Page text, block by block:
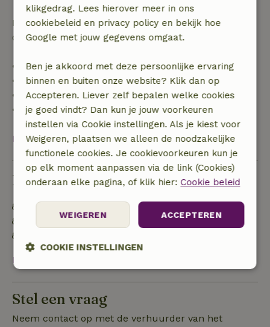
Daarna krijg je een deel van de reissom en 100% van
de borg terugbetaald:
• tot 42 dagen voor aankomst: 70% terugbetaald
• 42–28 dagen voor aankomst: 40% terugbetaald
• 28 dagen tot de aankomstdag: 10% terugbetaald
• op de aankomstdag of later: geen terugbetaling
Bekijk alles
Duurzaamheid
Energie label: E
Gebouwd met natuurlijke bouwmaterialen
Bekijk alles
Stel een vraag
Neem contact op met de verhuurder van het
klikgedrag. Lees hierover meer in ons
cookiebeleid en privacy policy en bekijk hoe
Google met jouw gegevens omgaat.
Ben je akkoord met deze persoonlijke ervaring
binnen en buiten onze website? Klik dan op
Accepteren. Liever zelf bepalen welke cookies
je goed vindt? Dan kun je jouw voorkeuren
instellen via Cookie instellingen. Als je kiest voor
Weigeren, plaatsen we alleen de noodzakelijke
functionele cookies. Je cookievoorkeuren kun je
op elk moment aanpassen via de link (Cookies)
onderaan elke pagina, of klik hier: Cookie beleid
ACCEPTEREN
WEIGEREN
COOKIE INSTELLINGEN
Strikt
noodzakelijk
Prestatie Targeting